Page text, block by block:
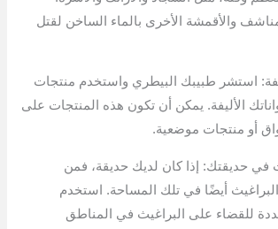
والأقمشة الأخرى بالماء الساخن لقتل
استشر طبيبك البيطري واستخدم منتجات
الأليفة. يمكن أن تكون هذه المنتجات على
أو منتجات موضعية.
في حديقتك: إذا كان لديك حديقة، فمن
البراغيث أيضًا في تلك المساحة. استخدم
للقضاء على البراغيث في المناطق